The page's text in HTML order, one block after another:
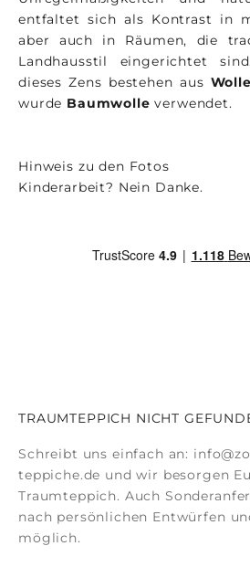
entfaltet sich als Kontrast in
aber auch in Räumen, die
Landhausstil eingerichtet
dieses Zens bestehen aus Wolle
wurde Baumwolle verwendet.
Hinweis zu den Fotos
Kinderarbeit? Nein Danke.
TRAUMTEPPICH NICHT
Schreibt uns einfach an:
teppiche.de und wir besorgen
Traumteppich. Auch
nach persönlichen Entwürfen
möglich.